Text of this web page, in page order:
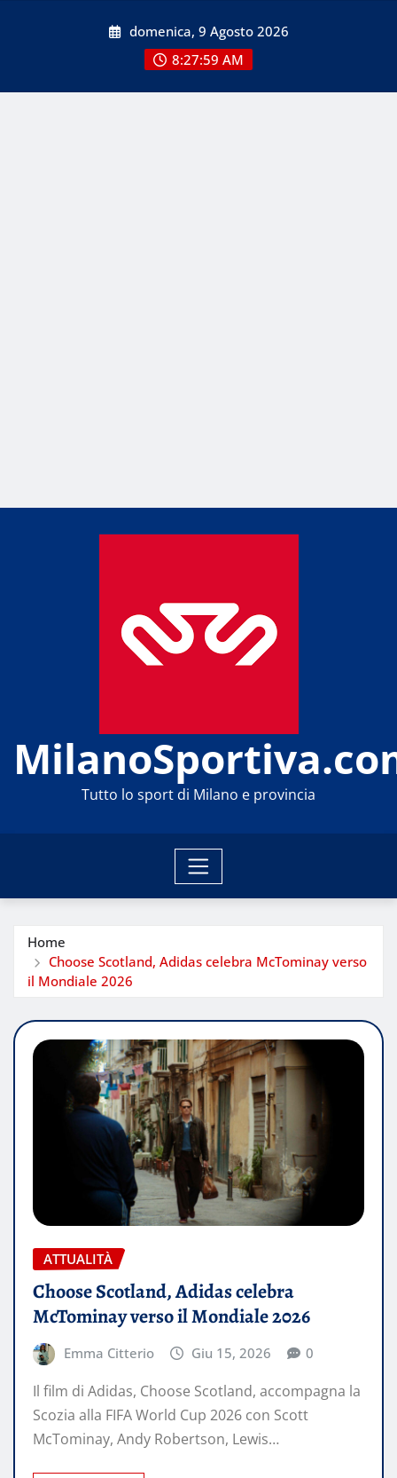
domenica, 9 Agosto 2026
8:28:01 AM
Tutto lo sport di Milano e provincia
Home
Choose Scotland, Adidas celebra McTominay verso
il Mondiale 2026
ATTUALITÀ
Choose Scotland, Adidas celebra
McTominay verso il Mondiale 2026
Emma Citterio Giu 15, 2026 0
Il film di Adidas, Choose Scotland, accompagna la
Scozia alla FIFA World Cup 2026 con Scott
McTominay, Andy Robertson, Lewis…